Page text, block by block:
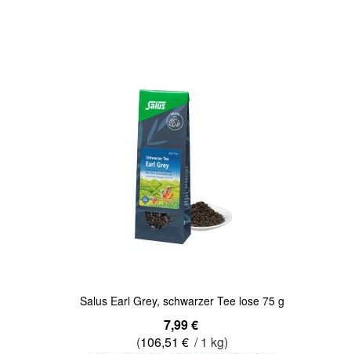
Salus Earl Grey, schwarzer Tee lose 75 g
7,99 €
(106,51 € / 1 kg)